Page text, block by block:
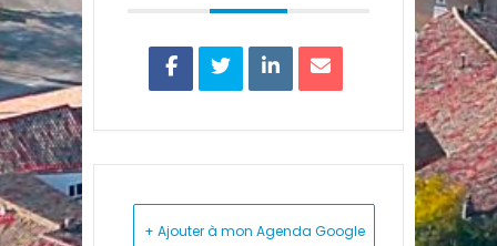
+ Ajouter à mon Agenda Google